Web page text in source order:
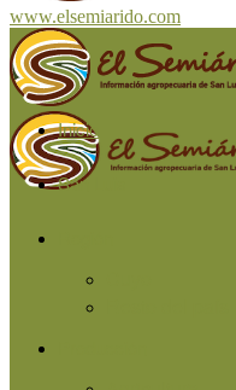
www.elsemiarido.com
Inicio
San Luis